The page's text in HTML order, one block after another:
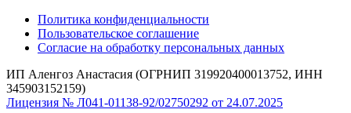
Политика конфиденциальности
Пользовательское соглашение
Согласие на обработку персональных данных
ИП Аленгоз Анастасия (ОГРНИП 319920400013752, ИНН
345903152159)
Лицензия № Л041-01138-92/02750292 от 24.07.2025